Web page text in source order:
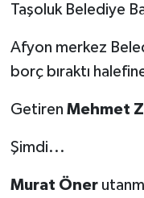
Taşoluk Belediye
Afyon merkez
borç bıraktı
Getiren Mehmet
Şimdi...
Murat Öner